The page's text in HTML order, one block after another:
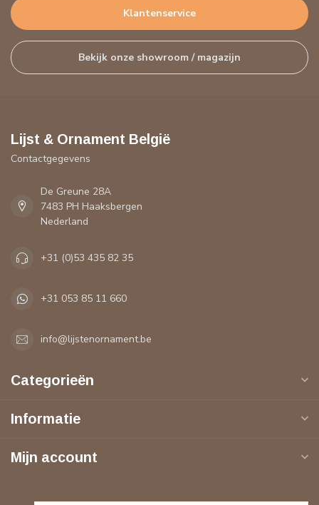
Klantenservice
Bekijk onze showroom / magazijn
Lijst & Ornament België
Contactgegevens
De Greune 28A
7483 PH Haaksbergen
Nederland
+31 (0)53 435 82 35
+31 053 85 11 660
info@lijstenornament.be
Categorieën
Informatie
Mijn account